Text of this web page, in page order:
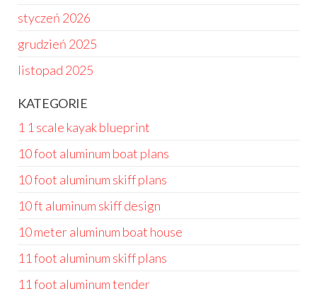
styczeń 2026
grudzień 2025
listopad 2025
KATEGORIE
1 1 scale kayak blueprint
10 foot aluminum boat plans
10 foot aluminum skiff plans
10 ft aluminum skiff design
10 meter aluminum boat house
11 foot aluminum skiff plans
11 foot aluminum tender